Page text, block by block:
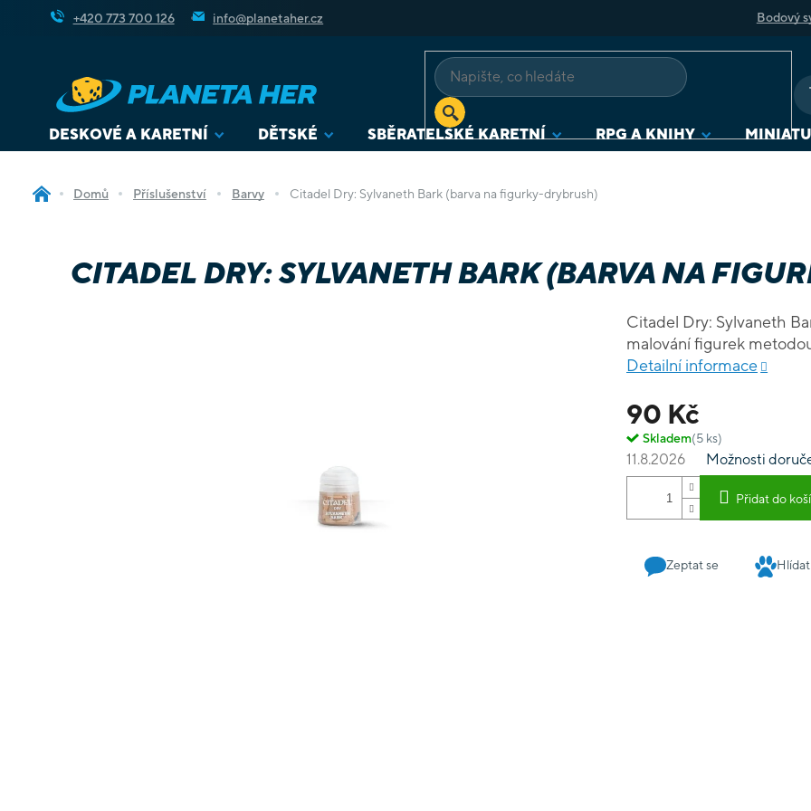
+420 773 700 126 info@planetaher.cz Bodový
DESKOVÉ A KARETNÍ DĚTSKÉ SBĚRATELSKÉ KARETNÍ RPG A KNIHY
Domů Příslušenství Barvy Citadel Dry: Sylvaneth Bark (barva na figurky-drybrush)
CITADEL DRY: SYLVANETH BARK (BARVA NA
90 Kč
Skladem(5 ks)
11.8.2026 Možnosti
Přidat do
Citadel Dry: Sylvaneth
Detailní informace
Zeptat se Hlídat